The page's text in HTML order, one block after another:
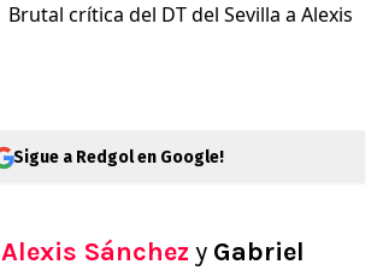
Brutal crítica del DT del Sevilla a Alexis
Sigue a Redgol en Google!
Alexis Sánchez y Gabriel